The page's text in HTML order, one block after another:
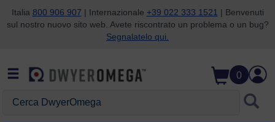
Salta alla ricerca
Salta al contenuto principale
Salta alla navigazione
Italia 800 906 907 | Internazionale +39 022 333 1521 | Benvenuti
sul nostro nuovo sito web. Avete riscontrato un problema o un bug?
Segnalatelo qui.
0